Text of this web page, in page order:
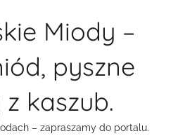
Miody –
pyszne
kaszub.
– zapraszamy do portalu.